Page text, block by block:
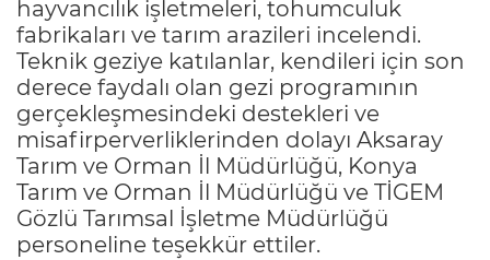
hayvancılık işletmeleri, tohumculuk
fabrikaları ve tarım arazileri incelendi.
Teknik geziye katılanlar, kendileri için son
derece faydalı olan gezi programının
gerçekleşmesindeki destekleri ve
misafirperverliklerinden dolayı Aksaray
Tarım ve Orman İl Müdürlüğü, Konya
Tarım ve Orman İl Müdürlüğü ve TİGEM
Gözlü Tarımsal İşletme Müdürlüğü
personeline teşekkür ettiler.